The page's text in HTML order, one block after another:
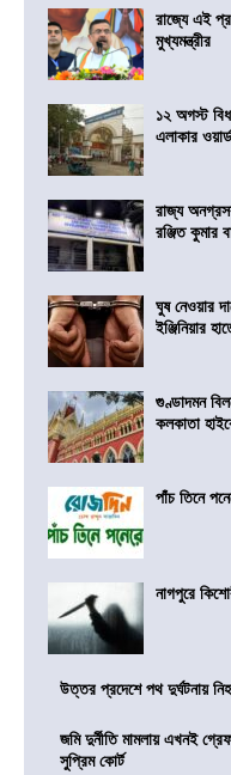
রাজ্যে এই
মুখ্যমন্ত্রীর
১২ অগস্ট
এলাকার
রাজ্য
রঞ্জিত কুমার
ঘুষ নেওয়ার
ইঞ্জিনিয়ার
গুণ্ডাদমন
কলকাতা
পাঁচ তিনে
নাগপুরে
উত্তর প্রদেশে পথ দুর্ঘটনায়
জমি দুর্নীতি মামলায় এখনই
সুপ্রিম কোর্ট